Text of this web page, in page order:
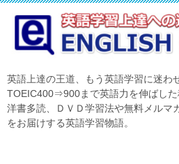
英語上達の王道、もう英語学習に迷わ
TOEIC400⇒900まで英語力を伸ばした
洋書多読、ＤＶＤ学習法や無料メルマ
をお届けする英語学習物語。